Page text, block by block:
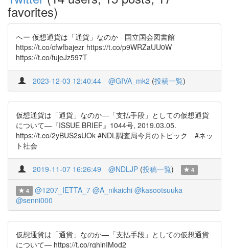
favorites)
へー 仮想通貨は「通貨」なのか - 国立国会図書館
https://t.co/cfwfbajezr https://t.co/p9WRZaUU0W
https://t.co/fujeJz597T
2023-12-03 12:40:44 @GIVA_mk2 (投稿一覧)
仮想通貨は「通貨」なのか―「支払手段」としての仮想通貨
について―『ISSUE BRIEF』1044号, 2019.03.05.
https://t.co/2yBUS2sUOk #NDL調査局今月のトピック #ネッ
ト社会
2019-11-07 16:26:49 @NDLJP (投稿一覧) 4
4 @1207_IETTA_7 @A_nikaichi @kasootsuuka
@senni000
仮想通貨は「通貨」なのか―「支払手段」としての仮想通貨
について― https://t.co/rghinIMod2